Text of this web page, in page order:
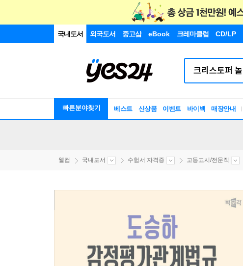
국내도서 외국도서 중고샵 eBook 크레마클럽 CD/LP
빠른분야찾기 베스트 신상품 이벤트 바이백 매장안내
웰컴 국내도서 수험서 자격증 고등고시/전문직